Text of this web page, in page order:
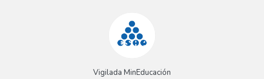
Vigilada MinEducación